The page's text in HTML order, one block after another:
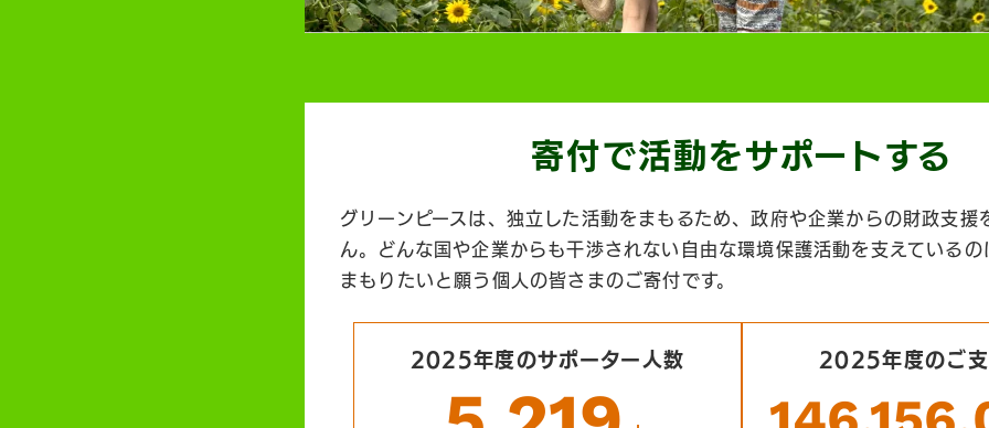
寄付で活動をサポートする
グリーンピースは、独立した活動をまもるため、政府や企業からの財政支援
ん。どんな国や企業からも干渉されない自由な環境保護活動を支えている
まもりたいと願う個人の皆さまのご寄付です。
2025年度のサポーター人数 2025年度のご